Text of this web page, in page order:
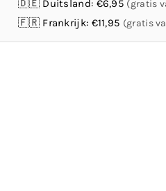
🇩🇪 Duitsland: €6,95 (gratis
🇫🇷 Frankrijk: €11,95 (gratis